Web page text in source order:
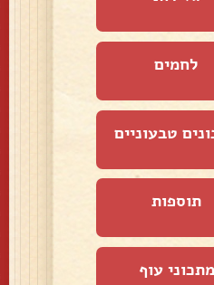
לחמים
טבעוניים
תוספות
מתכוני עוף